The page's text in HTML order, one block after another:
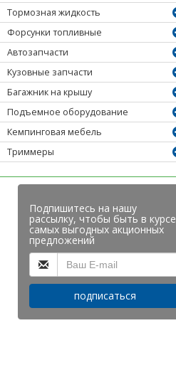
Тормозная жидкость
Форсунки топливные
Автозапчасти
Кузовные запчасти
Багажник на крышу
Подъемное оборудование
Кемпинговая мебель
Триммеры
Подпишитесь на нашу
рассылку, чтобы быть в курсе
самых выгодных акционных
предложений
подписаться